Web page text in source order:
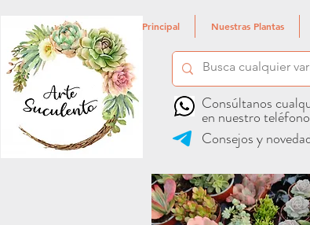
Principal Nuestras Plantas
Consúltanos
en nuestro
Consejos y